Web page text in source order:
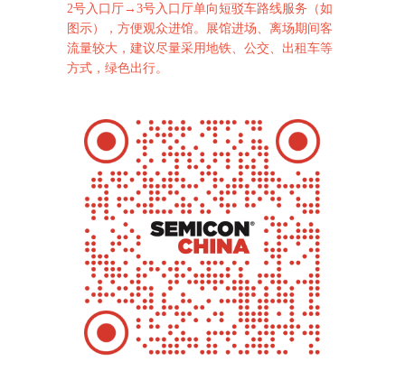
2号入口厅→3号入口厅单向短驳车路线服务（如
图示），方便观众进馆。展馆进场、离场期间客
流量较大，建议尽量采用地铁、公交、出租车等
方式，绿色出行。